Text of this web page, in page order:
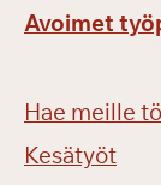
Avoimet
Hae meille
Kesätyöt